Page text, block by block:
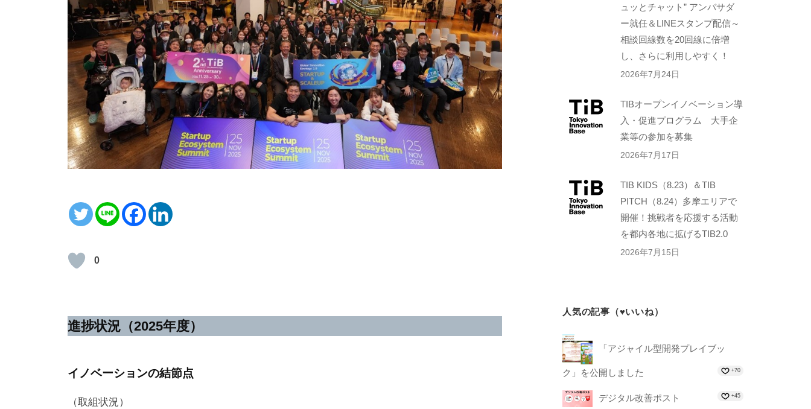
0
進捗状況（2025年度）
イノベーションの結節点
（取組状況）
ュッとチャット” アンバサダ
ー就任＆LINEスタンプ配信～
相談回線数を20回線に倍増
し、さらに利用しやすく！
2026年7月24日
TIBオープンイノベーション導
入・促進プログラム 大手企
業等の参加を募集
2026年7月17日
TIB KIDS（8.23）＆TIB
PITCH（8.24）多摩エリアで
開催！挑戦者を応援する活動
を都内各地に拡げるTIB2.0
2026年7月15日
人気の記事（♥いいね）
「アジャイル型開発プレイブッ
ク」を公開しました +70
デジタル改善ポスト +45